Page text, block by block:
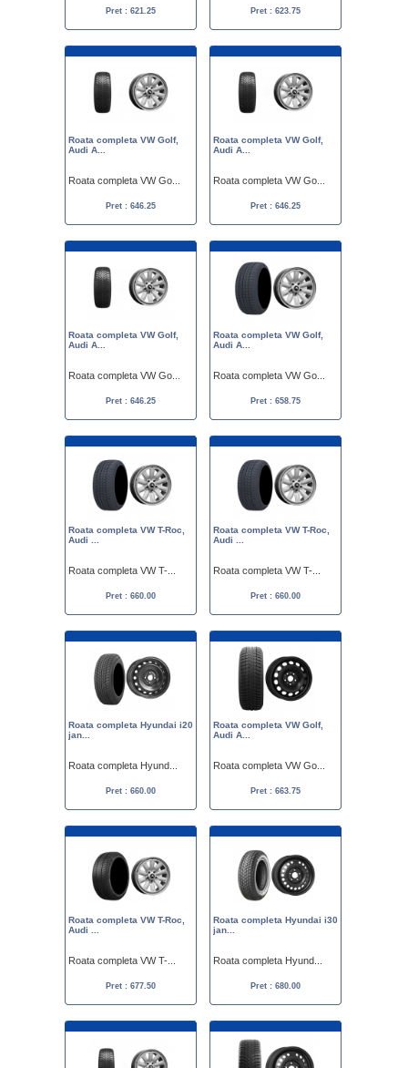
Pret : 621.25 Pret : 623.75
Roata completa VW Golf,
Audi A...
Roata completa VW Go...
Pret : 646.25
Roata completa VW Golf,
Audi A...
Roata completa VW Go...
Pret : 646.25
Roata completa VW Golf,
Audi A...
Roata completa VW Go...
Pret : 646.25
Roata completa VW Golf,
Audi A...
Roata completa VW Go...
Pret : 658.75
Roata completa VW T-Roc,
Audi ...
Roata completa VW T-...
Pret : 660.00
Roata completa VW T-Roc,
Audi ...
Roata completa VW T-...
Pret : 660.00
Roata completa Hyundai i20
jan...
Roata completa Hyund...
Pret : 660.00
Roata completa VW Golf,
Audi A...
Roata completa VW Go...
Pret : 663.75
Roata completa VW T-Roc,
Audi ...
Roata completa VW T-...
Pret : 677.50
Roata completa Hyundai i30
jan...
Roata completa Hyund...
Pret : 680.00